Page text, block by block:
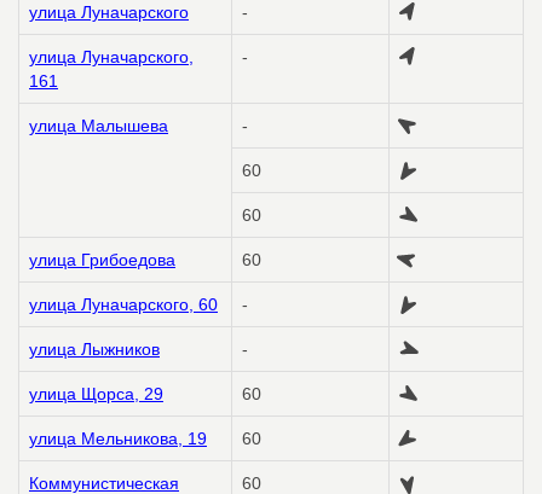
улица Луначарского -
улица Луначарского,
161
-
улица Малышева -
60
60
улица Грибоедова 60
улица Луначарского, 60 -
улица Лыжников -
улица Щорса, 29 60
улица Мельникова, 19 60
Коммунистическая
60